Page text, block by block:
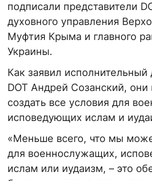
подписали представители
духовного управления
Муфтия Крыма и главного
Украины.
Как заявил исполнительный
DОТ Андрей Созанский, они
создать все условия для
исповедующих ислам и
«Меньше всего, что мы
для военнослужащих,
ислам или иудаизм, – это